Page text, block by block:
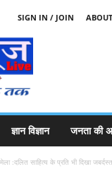
SIGN IN / JOIN
ज्ञान विज्ञान जनता की
:दलित साहित्य के प्रति भी दिखा